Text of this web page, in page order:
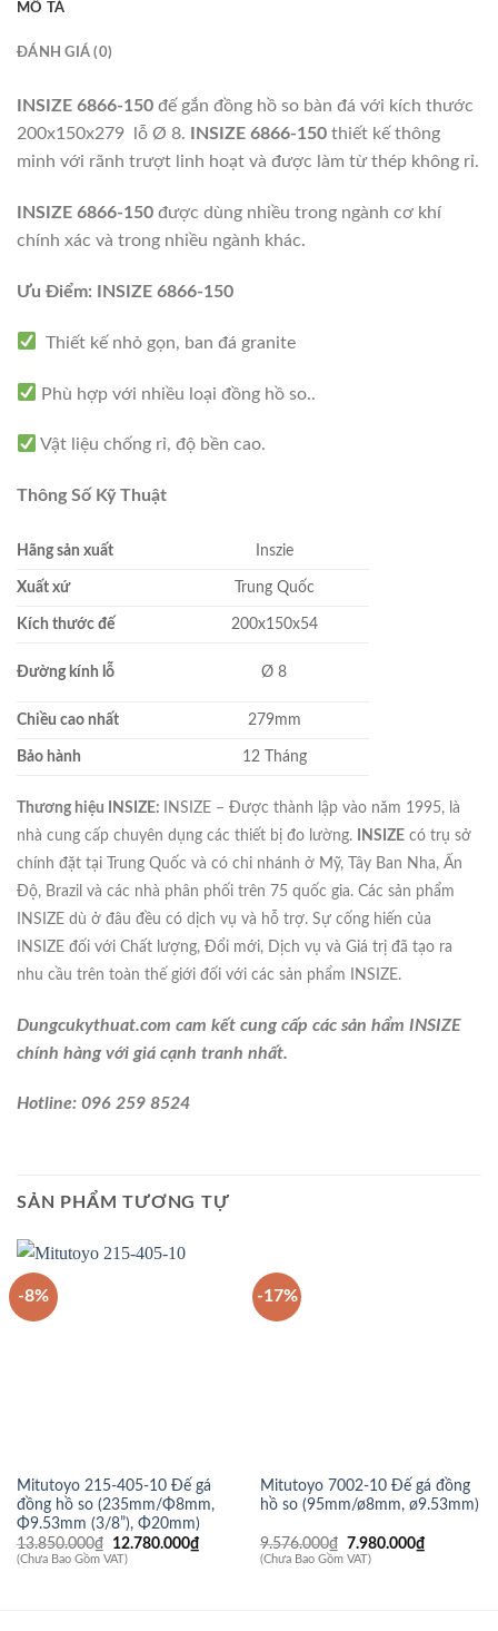
MÔ TẢ
ĐÁNH GIÁ (0)
INSIZE 6866-150 đế gắn đồng hồ so bàn đá với kích thước
200x150x279 lỗ Ø 8.
INSIZE 6866-150 thiết kế thông
minh với rãnh trượt linh hoạt và được làm từ thép không rỉ.
INSIZE 6866-150 được dùng nhiều trong ngành cơ khí
chính xác và trong nhiều ngành khác.
Ưu Điểm: INSIZE 6866-150
Thiết kế nhỏ gọn, ban đá granite
Phù hợp với nhiều loại đồng hồ so..
Vật liệu chống rỉ, độ bền cao.
Thông Số Kỹ Thuật
Hãng sản xuất Inszie
Xuất xứ Trung Quốc
Kích thước đế 200x150x54
Đường kính lỗ Ø 8
Chiều cao nhất 279mm
Bảo hành 12 Tháng
Thương hiệu INSIZE:
INSIZE – Được thành lập vào năm 1995, là
nhà cung cấp chuyên dụng các thiết bị đo lường.
INSIZE có trụ sở
chính đặt tại Trung Quốc và có chi nhánh ở Mỹ, Tây Ban Nha, Ấn
Độ, Brazil và các nhà phân phối trên 75 quốc gia. Các sản phẩm
INSIZE dù ở đâu đều có dịch vụ và hỗ trợ. Sự cống hiến của
INSIZE đối với Chất lượng, Đổi mới, Dịch vụ và Giá trị đã tạo ra
nhu cầu trên toàn thế giới đối với các sản phẩm INSIZE.
Dungcukythuat.com cam kết cung cấp các sản hẩm INSIZE
chính hàng với giá cạnh tranh nhất.
Hotline: 096 259 8524
SẢN PHẨM TƯƠNG TỰ
-8%
Mitutoyo 215-405-10 Đế gá
đồng hồ so (235mm/Φ8mm,
Φ9.53mm (3/8”), Φ20mm)
13.850.000₫
Giá
gốc
12.780.000₫Giá
(Chưa Bao Gồm VAT)
-17%
Mitutoyo 7002-10 Đế gá đồng
hồ so (95mm/ø8mm, ø9.53mm)
9.576.000₫ Giá
gốc
7.980.000₫Giá
(Chưa Bao Gồm VAT)